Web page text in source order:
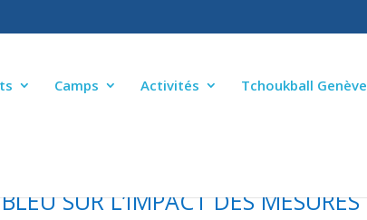
Camps Activités Tchoukball Genève
SUR L’IMPACT DES MESURES